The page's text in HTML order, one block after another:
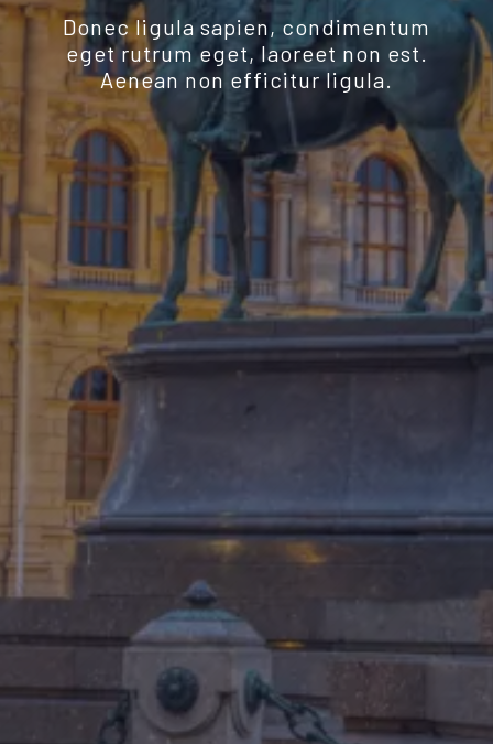
Donec ligula sapien, condimentum
eget rutrum eget, laoreet non est.
Aenean non efficitur ligula.